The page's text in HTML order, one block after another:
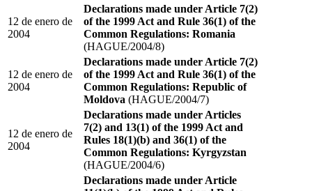
12 de enero de
2004
Declarations made under Article 7(2)
of the 1999 Act and Rule 36(1) of the
Common Regulations: Romania
(HAGUE/2004/8)
12 de enero de
2004
Declarations made under Article 7(2)
of the 1999 Act and Rule 36(1) of the
Common Regulations: Republic of
Moldova (HAGUE/2004/7)
12 de enero de
2004
Declarations made under Articles
7(2) and 13(1) of the 1999 Act and
Rules 18(1)(b) and 36(1) of the
Common Regulations: Kyrgyzstan
(HAGUE/2004/6)
Declarations made under Article